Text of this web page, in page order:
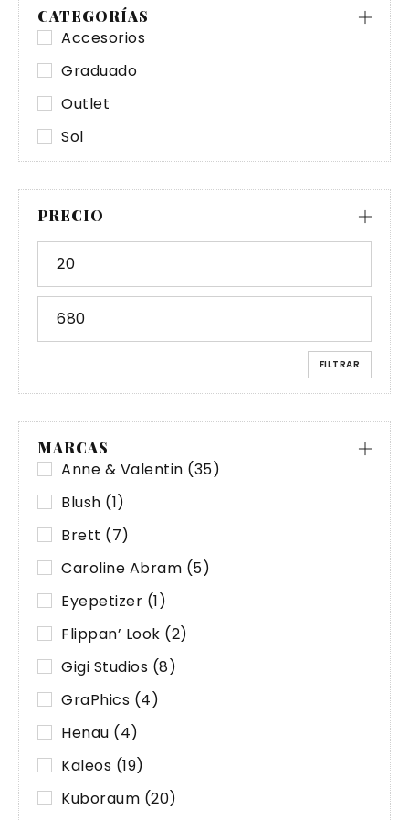
CATEGORÍAS
Accesorios
Graduado
Outlet
Sol
PRECIO
FILTRAR
MARCAS
Anne & Valentin (35)
Blush (1)
Brett (7)
Caroline Abram (5)
Eyepetizer (1)
Flippan’ Look (2)
Gigi Studios (8)
GraPhics (4)
Henau (4)
Kaleos (19)
Kuboraum (20)